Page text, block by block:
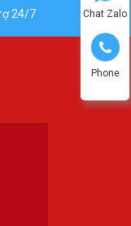
Chat Zalo
Phone
24/7